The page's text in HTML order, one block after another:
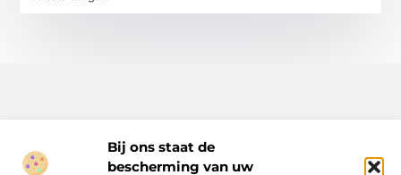
Bij ons staat de
bescherming van uw